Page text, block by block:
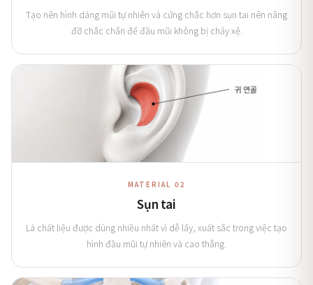
Tạo nên hình dáng mũi tự nhiên và cứng chắc hơn sụn tai nên nâng
đỡ chắc chắn để đầu mũi không bị chảy xệ.
MATERIAL 02
Sụn tai
Là chất liệu được dùng nhiều nhất vì dễ lấy, xuất sắc trong việc tạo
hình đầu mũi tự nhiên và cao thẳng.